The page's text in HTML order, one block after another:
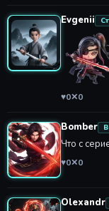
Evgenii
♥0✕0
Bomber
Что с
♥0✕0
Olexandr